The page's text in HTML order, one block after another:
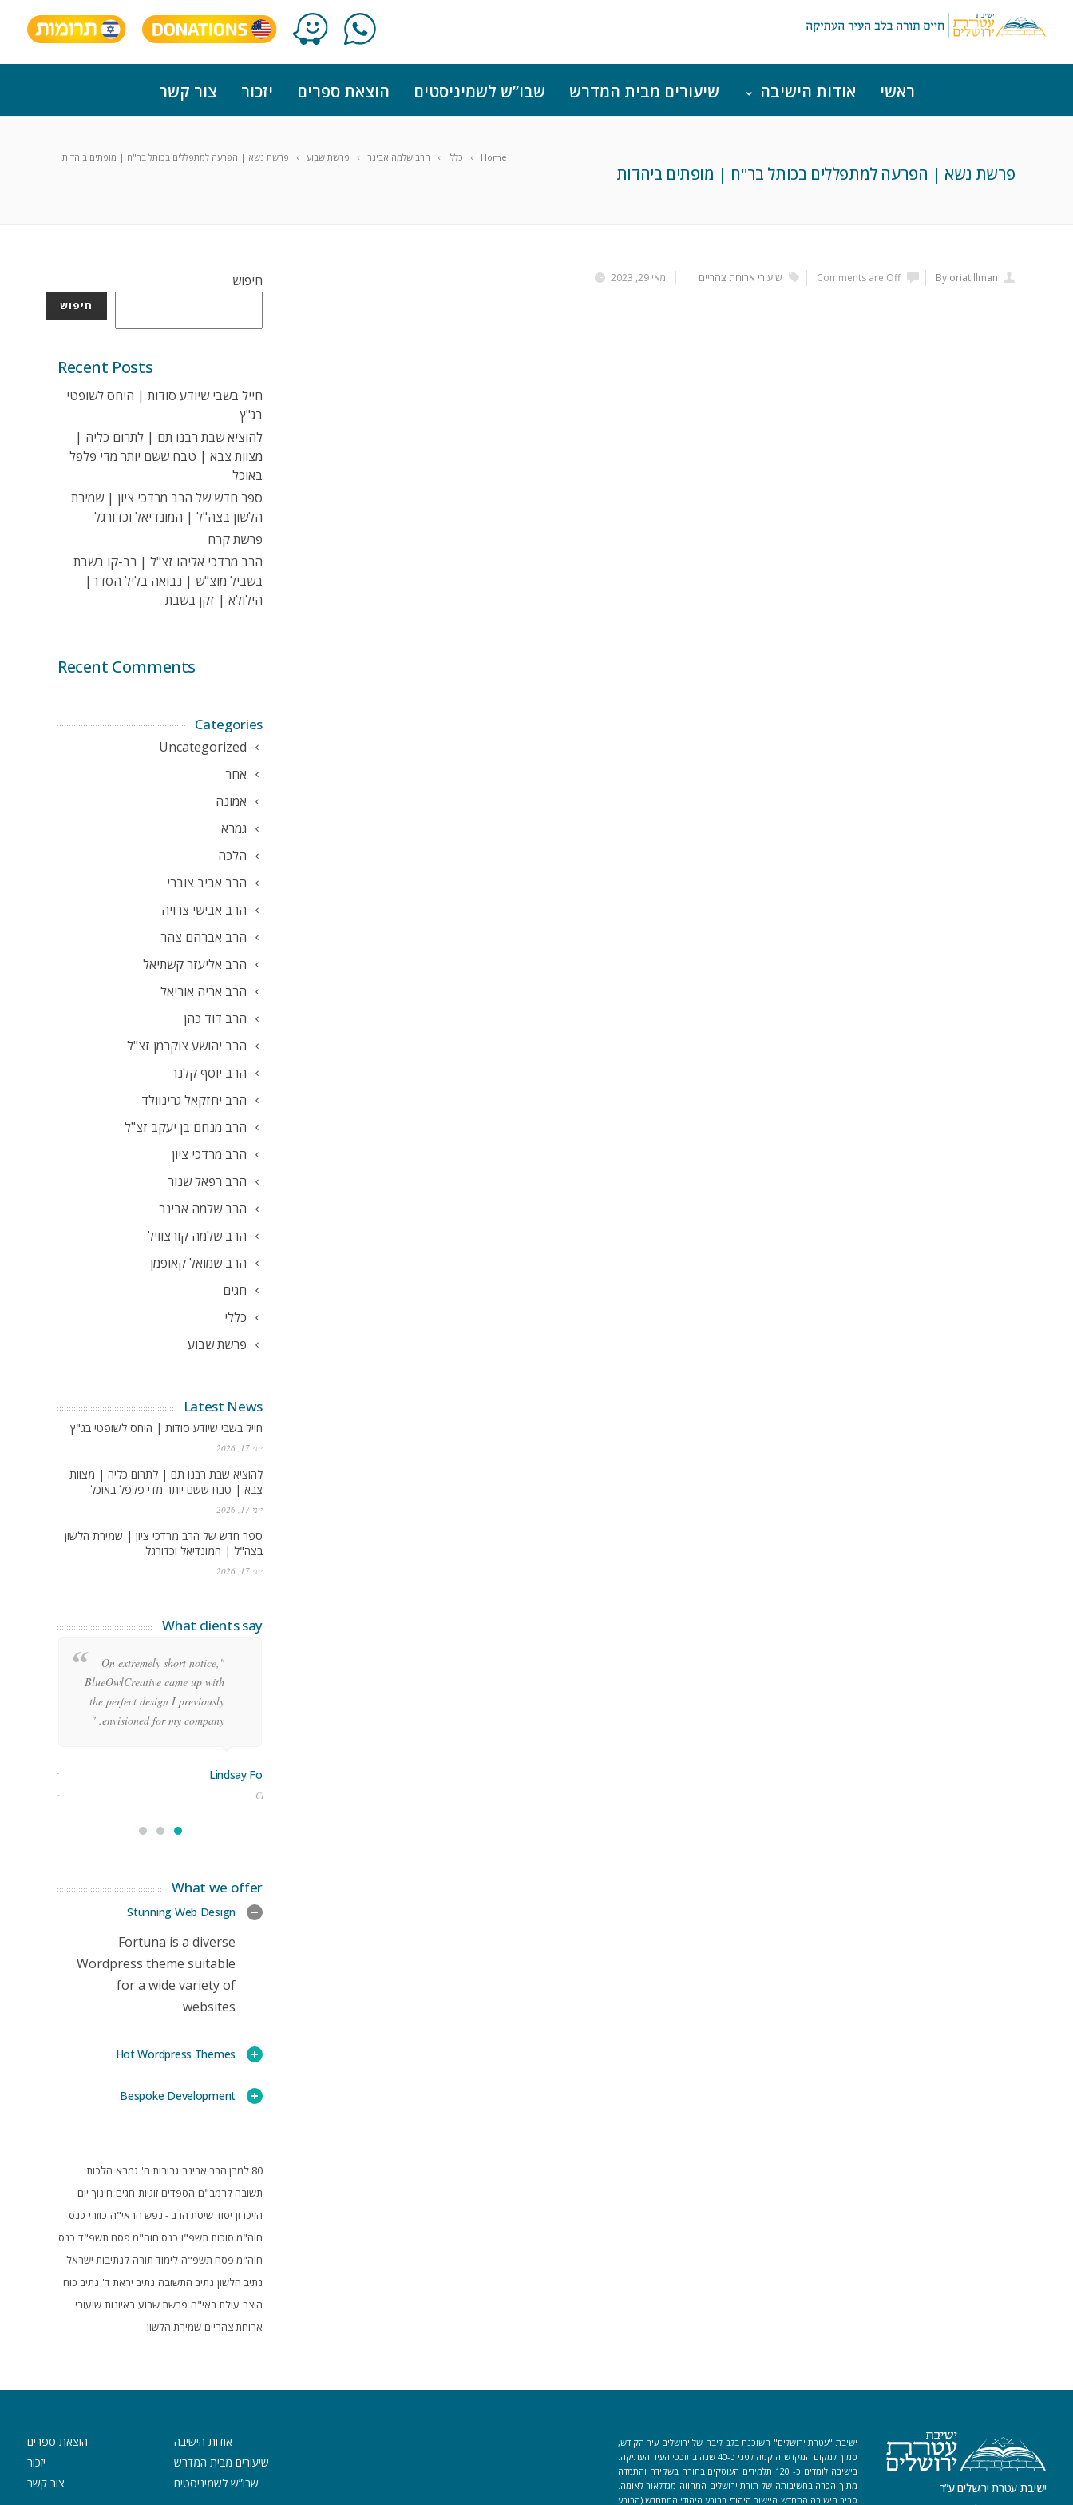
ראשי אודות הישיבה שיעורים מבית המדרש שבו”ש לשמיניסטים הוצאת ספרים יזכור צור קשר
Home כללי הרב שלמה אבינר פרשת שבוע פרשת נשא | הפרעה למתפללים בכותל בר"ח | מופתים ביהדות
פרשת נשא | הפרעה למתפללים בכותל בר"ח | מופתים ביהדות
מאי 29, 2023 By oriatillman
Comments are Off שיעורי ארוחת צהריים חיפוש
חיפוש
Recent Posts
חייל בשבי שיודע סודות | היחס לשופטי
בג"ץ
להוציא שבת רבנו תם | לתרום כליה |
מצוות צבא | טבח ששם יותר מדי פלפל
באוכל
ספר חדש של הרב מרדכי ציון | שמירת
הלשון בצה"ל | המונדיאל וכדורגל
פרשת קרח
הרב מרדכי אליהו זצ"ל | רב-קו בשבת
בשביל מוצ"ש | נבואה בליל הסדר|
הילולא | זקן בשבת
Recent Comments
Categories
Uncategorized
אחר
אמונה
גמרא
הלכה
הרב אביב צוברי
הרב אבישי צרויה
הרב אברהם צהר
הרב אליעזר קשתיאל
הרב אריה אוריאל
הרב דוד כהן
הרב יהושע צוקרמן זצ"ל
הרב יוסף קלנר
הרב יחזקאל גרינוולד
הרב מנחם בן יעקב זצ"ל
הרב מרדכי ציון
הרב רפאל שנור
הרב שלמה אבינר
הרב שלמה קורצוויל
הרב שמואל קאופמן
חגים
כללי
פרשת שבוע
Latest News
חייל בשבי שיודע סודות | היחס לשופטי בג"ץ
יוני 17, 2026
להוציא שבת רבנו תם | לתרום כליה | מצוות
צבא | טבח ששם יותר מדי פלפל באוכל
יוני 17, 2026
ספר חדש של הרב מרדכי ציון | שמירת הלשון
בצה"ל | המונדיאל וכדורגל
יוני 17, 2026
What clients say
"On extremely short notice,
BlueOwlCreative came up with
the perfect design I previously
envisioned for my company. "
Lindsay Ford
CEO
Stoner
Manager
What we offer
Stunning Web Design
Fortuna is a diverse
Wordpress theme suitable
for a wide variety of
websites
Hot Wordpress Themes
Bespoke Development
80 למרן הרב אבינר גבורות ה' גמרא הלכות
תשובה לרמב"ם הספדים זוגיות חגים חינוך יום
הזיכרון יסוד שיטת הרב - נפש הראי"ה כוזרי כנס
חוה"מ סוכות תשפ"ו כנס חוה"מ פסח תשפ"ד כנס
חוה"מ פסח תשפ"ה לימוד תורה לנתיבות ישראל
נתיב הלשון נתיב התשובה נתיב יראת ד' נתיב כוח
היצר עולת ראי"ה פרשת שבוע ראיונות שיעורי
ארוחת צהריים שמירת הלשון
ישיבת עטרת ירושלים ע”ר
ישיבת "עטרת ירושלים" השוכנת בלב ליבה של ירושלים עיר הקודש,
סמוך למקום המקדש הוקמה לפני כ-40 שנה בתוככי העיר העתיקה.
בישיבה לומדים כ- 120 תלמידים העוסקים בתורה בשקידה והתמדה
מתוך הכרה בחשיבותה של תורת ירושלים המהווה מגדלאור לאומה.
סביב הישיבה התחדש היישוב היהודי ברובע היהודי המתחדש (הרובע
אודות הישיבה
שיעורים מבית המדרש
שבו”ש לשמיניסטים
הוצאת ספרים
יזכור
צור קשר